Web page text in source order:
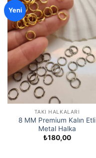
Yeni
TAKI HALKALARI
8 MM Premium Kalın Etli
Metal Halka
₺180,00